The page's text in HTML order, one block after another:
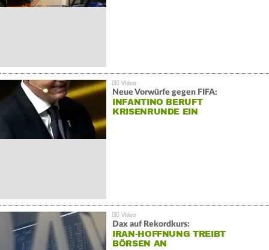
Neue Vorwürfe gegen FIFA:
INFANTINO BERUFT
KRISENRUNDE EIN
Dax auf Rekordkurs:
IRAN-HOFFNUNG TREIBT
BÖRSEN AN